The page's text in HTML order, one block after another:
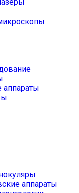
аппараты
аппараты